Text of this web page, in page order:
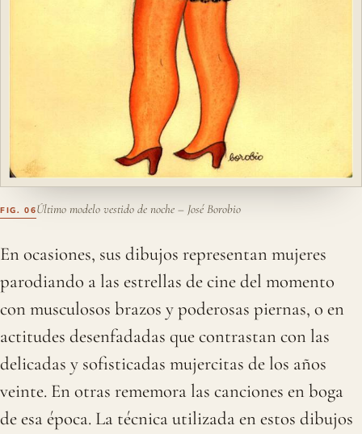
Último modelo vestido de noche – José Borobio
En ocasiones, sus dibujos representan mujeres
parodiando a las estrellas de cine del momento
con musculosos brazos y poderosas piernas, o en
actitudes desenfadadas que contrastan con las
delicadas y sofisticadas mujercitas de los años
veinte. En otras rememora las canciones en boga
de esa época. La técnica utilizada en estos dibujos